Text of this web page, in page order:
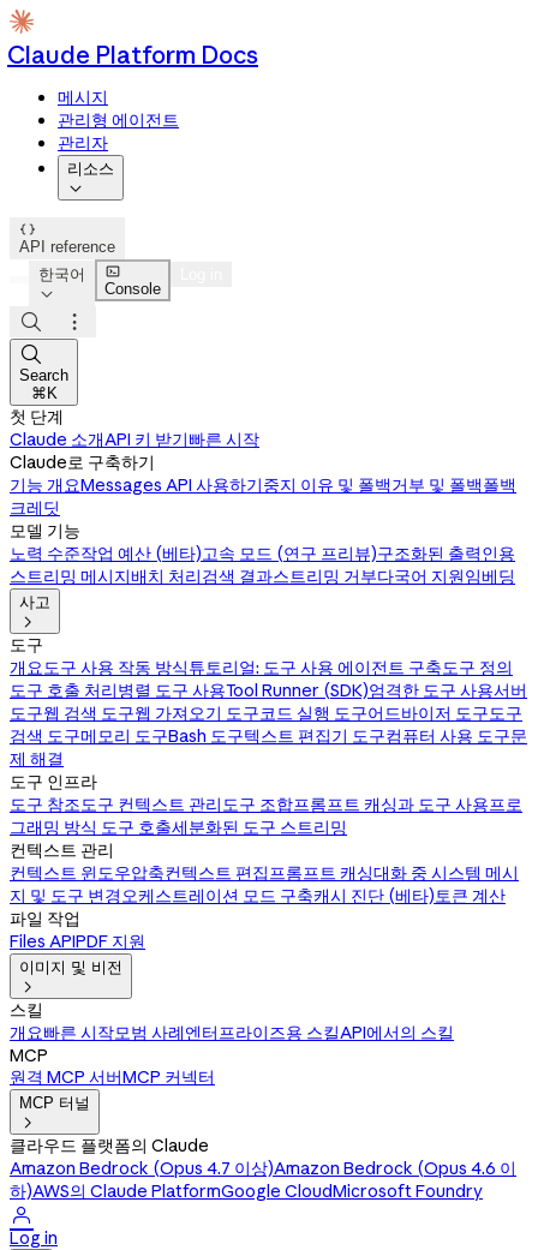
Claude Platform Docs
메시지
관리형 에이전트
관리자
리소스


API reference
한국어


Console



Search
⌘K
첫 단계
Claude 소개API 키 받기빠른 시작
Claude로 구축하기
기능 개요Messages API 사용하기중지 이유 및 폴백거부 및 폴백폴백
크레딧
모델 기능
노력 수준작업 예산 (베타)고속 모드 (연구 프리뷰)구조화된 출력인용
스트리밍 메시지배치 처리검색 결과스트리밍 거부다국어 지원임베딩
사고

도구
개요도구 사용 작동 방식튜토리얼: 도구 사용 에이전트 구축도구 정의
도구 호출 처리병렬 도구 사용Tool Runner (SDK)엄격한 도구 사용서버
도구웹 검색 도구웹 가져오기 도구코드 실행 도구어드바이저 도구도구
검색 도구메모리 도구Bash 도구텍스트 편집기 도구컴퓨터 사용 도구문
제 해결
도구 인프라
도구 참조도구 컨텍스트 관리도구 조합프롬프트 캐싱과 도구 사용프로
그래밍 방식 도구 호출세분화된 도구 스트리밍
컨텍스트 관리
컨텍스트 윈도우압축컨텍스트 편집프롬프트 캐싱대화 중 시스템 메시
지 및 도구 변경오케스트레이션 모드 구축캐시 진단 (베타)토큰 계산
파일 작업
Files APIPDF 지원
이미지 및 비전

스킬
개요빠른 시작모범 사례엔터프라이즈용 스킬API에서의 스킬
MCP
원격 MCP 서버MCP 커넥터
MCP 터널

클라우드 플랫폼의 Claude
Amazon Bedrock (Opus 4.7 이상)Amazon Bedrock (Opus 4.6 이
하)AWS의 Claude PlatformGoogle CloudMicrosoft Foundry

Log in